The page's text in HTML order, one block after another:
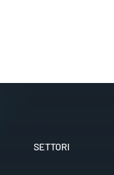
SETTORI